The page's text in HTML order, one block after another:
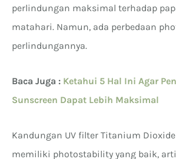
perlindungan maksimal terhadap
matahari. Namun, ada perbedaan
perlindungannya.
Baca Juga : Ketahui 5 Hal Ini Agar
Sunscreen Dapat Lebih Maksimal
Kandungan UV filter Titanium
memiliki photostability yang baik,